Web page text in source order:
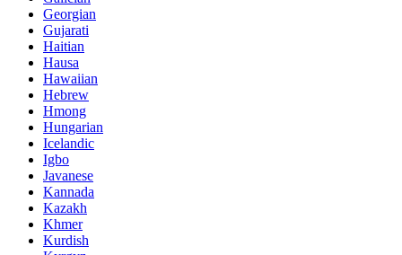
Georgian
Gujarati
Haitian
Hausa
Hawaiian
Hebrew
Hmong
Hungarian
Icelandic
Igbo
Javanese
Kannada
Kazakh
Khmer
Kurdish